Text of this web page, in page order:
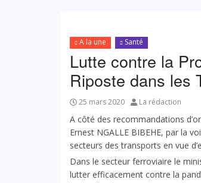
Société
Santé
A la une Santé
Lutte contre la
Riposte dans les
25 mars 2020 La rédaction
A côté des recommandations
Ernest NGALLE BIBEHE, par la
secteurs des transports en vue
Dans le secteur ferroviaire le
lutter efficacement contre la